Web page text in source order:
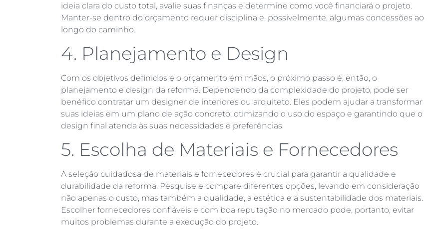
ideia clara do custo total, avalie suas finanças e determine como você financiará o projeto.
Manter-se dentro do orçamento requer disciplina e, possivelmente, algumas concessões ao
longo do caminho.
4. Planejamento e Design
Com os objetivos definidos e o orçamento em mãos, o próximo passo é, então, o
planejamento e design da reforma. Dependendo da complexidade do projeto, pode ser
benéfico contratar um designer de interiores ou arquiteto. Eles podem ajudar a transformar
suas ideias em um plano de ação concreto, otimizando o uso do espaço e garantindo que o
design final atenda às suas necessidades e preferências.
5. Escolha de Materiais e Fornecedores
A seleção cuidadosa de materiais e fornecedores é crucial para garantir a qualidade e
durabilidade da reforma. Pesquise e compare diferentes opções, levando em consideração
não apenas o custo, mas também a qualidade, a estética e a sustentabilidade dos materiais.
Escolher fornecedores confiáveis e com boa reputação no mercado pode, portanto, evitar
muitos problemas durante a execução do projeto.